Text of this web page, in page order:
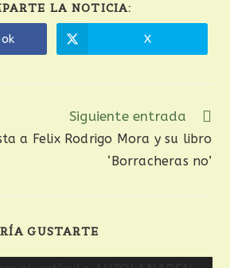
LA NOTICIA:
X
Siguiente entrada
a Felix Rodrigo Mora y su libro
‘Borracheras no’
GUSTARTE